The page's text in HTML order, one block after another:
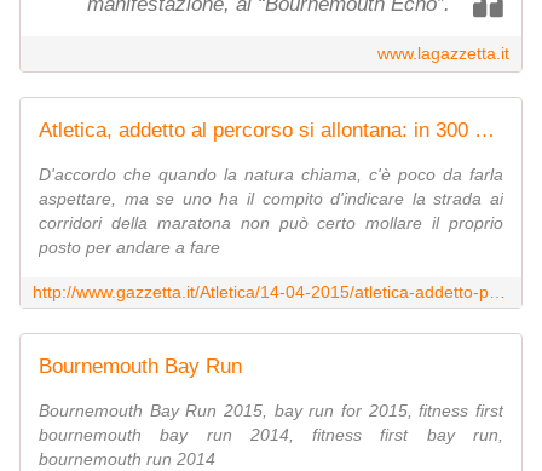
www.lagazzetta.it
Atletica, addetto al percorso si allontana: in 300 sbagliano strada
D'accordo che quando la natura chiama, c'è poco da farla
aspettare, ma se uno ha il compito d'indicare la strada ai
corridori della maratona non può certo mollare il proprio
posto per andare a fare
Bournemouth Bay Run
Bournemouth Bay Run 2015, bay run for 2015, fitness first
bournemouth bay run 2014, fitness first bay run,
bournemouth run 2014